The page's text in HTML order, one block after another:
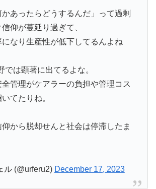
かあったらどうするんだ」って過剰
仰が蔓延り過ぎて、
なり生産性が低下してるんよね
では顕著に出てるよな。
管理がケアラーの負担や管理コス
てたりね。
から脱却せんと社会は停滞したま
(@urferu2) December 17, 2023